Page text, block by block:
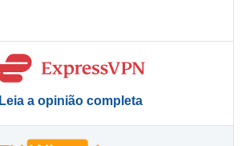
Leia a opinião completa